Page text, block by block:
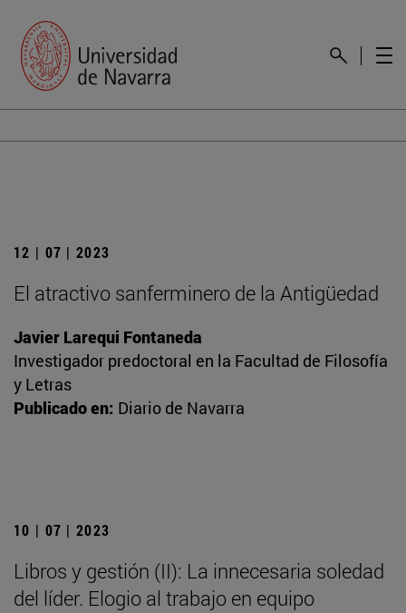
12 | 07 | 2023
El atractivo sanferminero de la Antigüedad
Javier Larequi Fontaneda
Investigador predoctoral en la Facultad de Filosofía
y Letras
Publicado en: Diario de Navarra
10 | 07 | 2023
Libros y gestión (II): La innecesaria soledad
del líder. Elogio al trabajo en equipo